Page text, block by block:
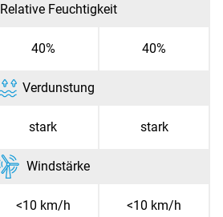
Relative Feuchtigkeit
40% 40%
Verdunstung
stark stark
Windstärke
<10 km/h <10 km/h